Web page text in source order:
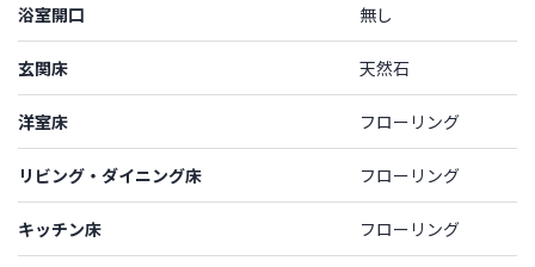
浴室開口 無し
玄関床 天然石
洋室床 フローリング
リビング・ダイニング床 フローリング
キッチン床 フローリング